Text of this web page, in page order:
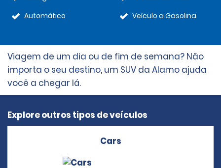
Automático
Veículo a Gasolina
Viagem de um dia ou de fim de semana? Não
importa o seu destino, um SUV da Alamo ajuda
você a chegar lá.
Explore outros tipos de veículos
Cars